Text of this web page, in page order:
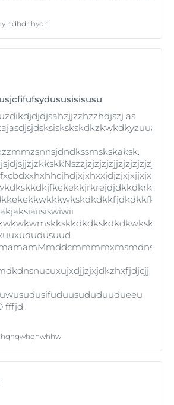
hdhdhhydh
as
fffjd.